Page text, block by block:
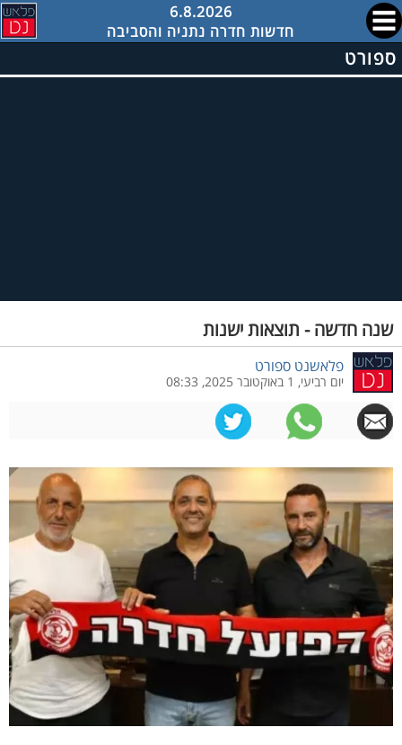
6.8.2026
חדשות חדרה נתניה והסביבה
ספורט
שנה חדשה - תוצאות ישנות
פלאשנט ספורט
יום רביעי, 1 באוקטובר 2025, 08:33